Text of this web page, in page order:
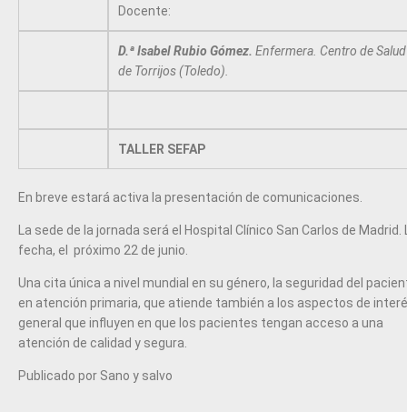
Docente:
D.ª Isabel Rubio Gómez. Enfermera. Centro de Salud
de Torrijos (Toledo).
TALLER SEFAP
En breve estará activa la presentación de comunicaciones.
La sede de la jornada será el Hospital Clínico San Carlos de Madrid.
fecha, el próximo 22 de junio.
Una cita única a nivel mundial en su género, la seguridad del
en atención primaria, que atiende también a los aspectos de
general que influyen en que los pacientes tengan acceso a una
atención de calidad y segura.
Publicado por Sano y salvo